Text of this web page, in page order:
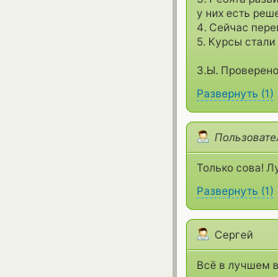
у них есть
4. Сейчас
5. Курсы
З.Ы.
Развернуть (1)
Только сова!
Развернуть (1)
Сергей
Всё в лучшем